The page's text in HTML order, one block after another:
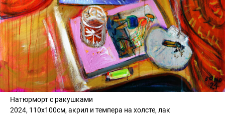
Натюрморт с ракушками
2024, 110х100см, акрил и темпера на холсте, лак